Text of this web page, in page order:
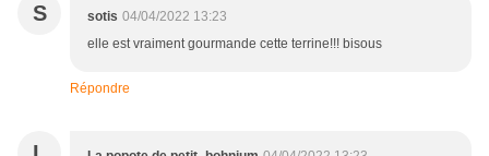
S sotis 04/04/2022 13:23
elle est vraiment gourmande cette terrine!!! bisous
Répondre